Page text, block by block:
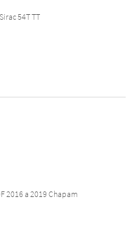
54T TT
2016 a 2019 Chapam